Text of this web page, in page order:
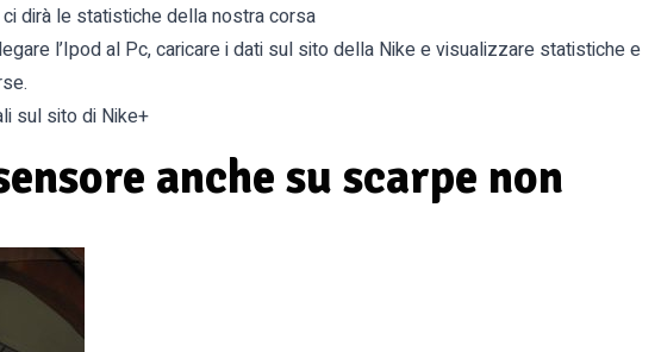
dirà le statistiche della nostra corsa
l’Ipod al Pc, caricare i dati sul sito della Nike e visualizzare statistiche e
sul sito di Nike+
anche su scarpe non